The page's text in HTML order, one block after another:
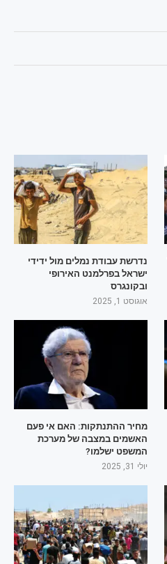
נדרשת עבודת נמלים מול ידידי
ישראל בפרלמנט האירופי
ובקונגרס
אוגוסט 1, 2025
מחיר ההתנתקות: האם אי פעם
האשמים במצבה של מערכת
המשפט ישלמו?
יולי 31, 2025